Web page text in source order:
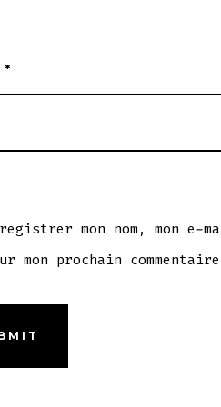
*
mon nom, mon
mon prochain